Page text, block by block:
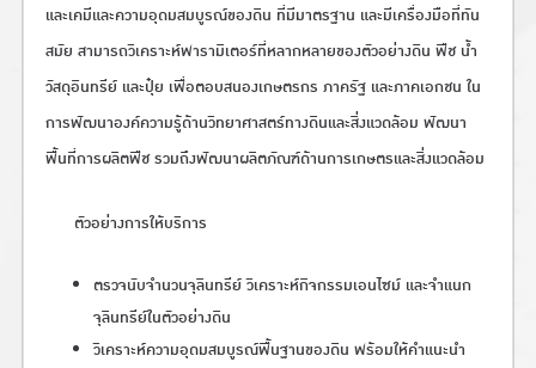
และเคมีและความอุดมสมบูรณ์ของดิน ที่มีมาตรฐาน และมีเครื่องมือที่ทัน
สมัย สามารถวิเคราะห์พารามิเตอร์ที่หลากหลายของตัวอย่างดิน พืช น้ำ
วัสดุอินทรีย์ และปุ๋ย เพื่อตอบสนองเกษตรกร ภาครัฐ และภาคเอกชน ใน
การพัฒนาองค์ความรู้ด้านวิทยาศาสตร์ทางดินและสิ่งแวดล้อม พัฒนา
พื้นที่การผลิตพืช รวมถึงพัฒนาผลิตภัณฑ์ด้านการเกษตรและสิ่งแวดล้อม
ตัวอย่างการให้บริการ
ตรวจนับจำนวนจุลินทรีย์ วิเคราะห์กิจกรรมเอนไซม์ และจำแนก
จุลินทรีย์ในตัวอย่างดิน
วิเคราะห์ความอุดมสมบูรณ์พื้นฐานของดิน พร้อมให้คำแนะนำ